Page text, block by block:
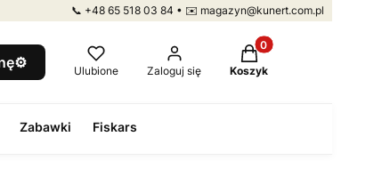
📞 +48 65 518 03 84 • ✉️ magazyn@kunert.com.pl
Ulubione Zaloguj się
Produkty w koszyku:
Koszyk
Zabawki Fiskars